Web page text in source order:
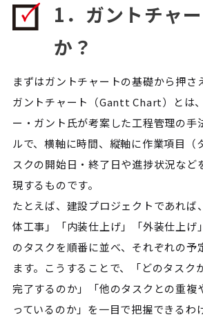
1．ガントチャ
か？
まずはガントチャートの基礎から押さ
ガントチャート（Gantt Chart）とは
ー・ガント氏が考案した工程管理の手
ルで、横軸に時間、縦軸に作業項目（
スクの開始日・終了日や進捗状況など
現するものです。
たとえば、建設プロジェクトであれば
体工事」「内装仕上げ」「外装仕上げ
のタスクを順番に並べ、それぞれの予
ます。こうすることで、「どのタスク
完了するのか」「他のタスクとの重複
っているのか」を一目で把握できるわ